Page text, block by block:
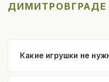
ДИМИТРОВГРАДЕ
Какие игрушки не